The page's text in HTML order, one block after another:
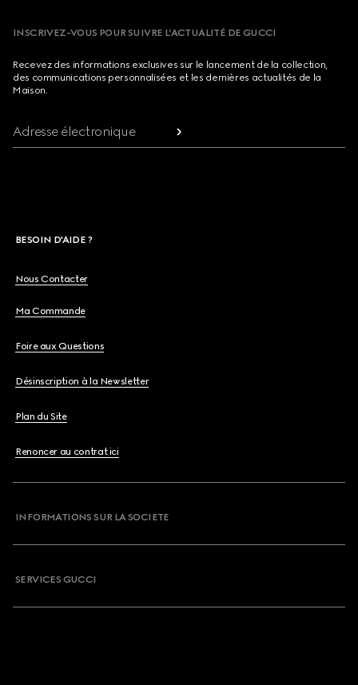
INSCRIVEZ-VOUS POUR SUIVRE L’ACTUALITÉ DE GUCCI
Recevez des informations exclusives sur le lancement de la collection,
des communications personnalisées et les dernières actualités de la
Maison.
Adresse électronique
BESOIN D'AIDE ?
Nous Contacter
Ma Commande
Foire aux Questions
Désinscription à la Newsletter
Plan du Site
Renoncer au contrat ici
INFORMATIONS SUR LA SOCIETE
SERVICES GUCCI